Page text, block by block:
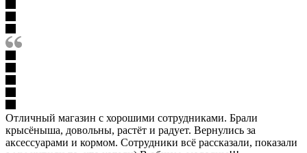
Отличный магазин с хорошими сотрудниками. Брали
крысёныша, довольны, растёт и радует. Вернулись за
аксессуарами и кормом. Сотрудники всё рассказали, показали